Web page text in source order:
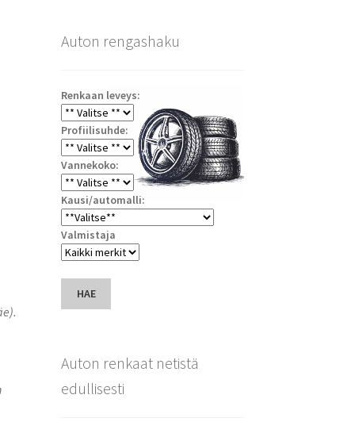
Auton rengashaku
Renkaan leveys:
Profiilisuhde:
Vannekoko:
Kausi/automalli:
Valmistaja
HAE
Auton renkaat netistä
edullisesti